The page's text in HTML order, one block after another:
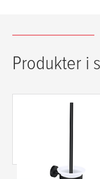
Produkter i
® Moon Black
selvklæbende,
inklusive lim